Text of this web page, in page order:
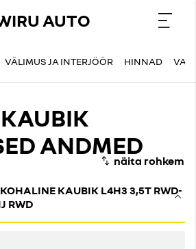
AUTO
VÄLIMUS JA INTERJÖÖR HINNAD
ANDMED
KAUBIK L4H3 3,5T RWD-
RWD